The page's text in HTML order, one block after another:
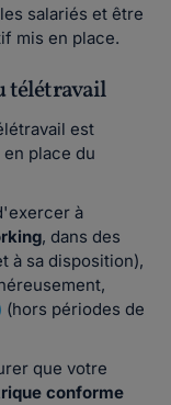
salariés et être
mis en place.
télétravail
est
place du
à
, dans des
à sa disposition),
(hors périodes de
que votre
conforme